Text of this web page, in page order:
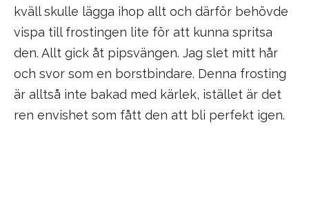
kväll skulle lägga ihop allt och därför behövde
vispa till frostingen lite för att kunna spritsa
den. Allt gick åt pipsvängen. Jag slet mitt hår
och svor som en borstbindare. Denna frosting
är alltså inte bakad med kärlek, istället är det
ren envishet som fått den att bli perfekt igen.